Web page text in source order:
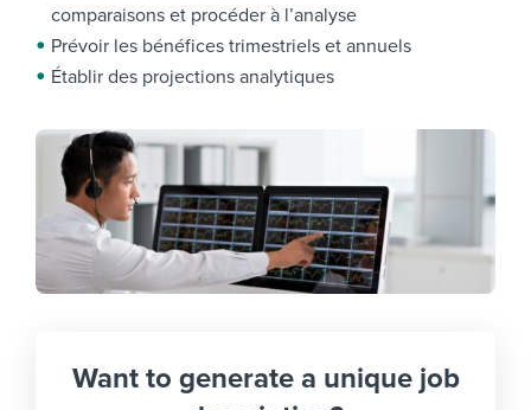
comparaisons et procéder à l’analyse
Prévoir les bénéfices trimestriels et annuels
Établir des projections analytiques
Want to generate a unique job